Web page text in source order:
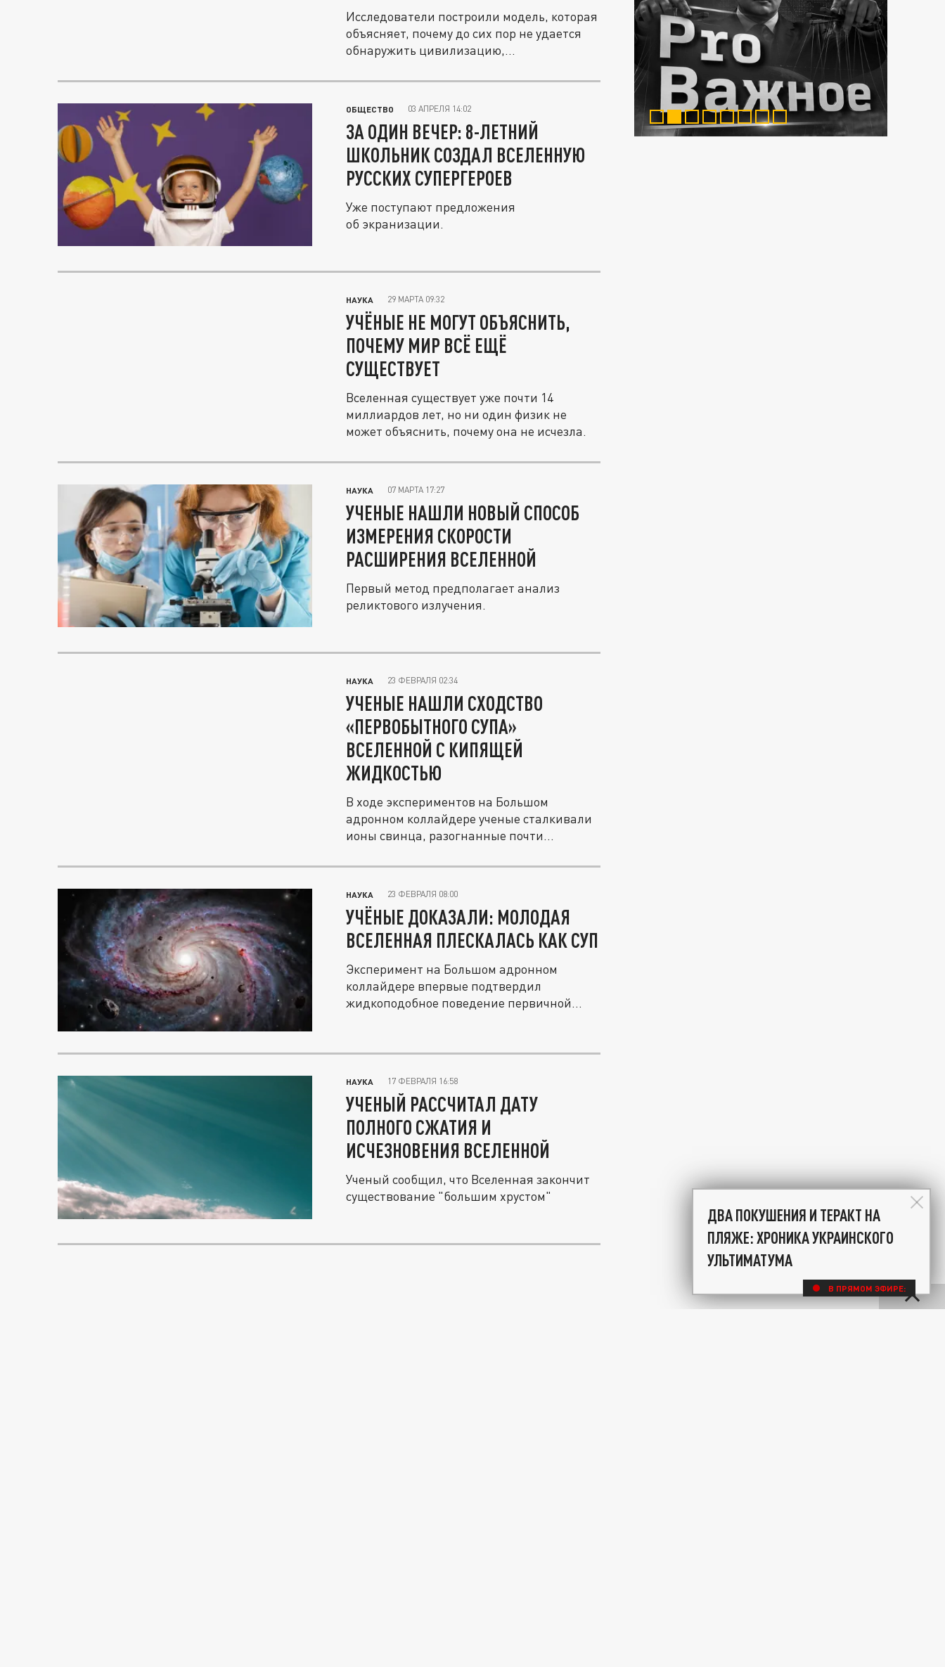
Исследователи построили модель, которая
объясняет, почему до сих пор не удается
обнаружить цивилизацию,...
ОБЩЕСТВО 03 АПРЕЛЯ 14:02
ЗА ОДИН ВЕЧЕР: 8-ЛЕТНИЙ
ШКОЛЬНИК СОЗДАЛ ВСЕЛЕННУЮ
РУССКИХ СУПЕРГЕРОЕВ
Уже поступают предложения
об экранизации.
НАУКА 29 МАРТА 09:32
УЧЁНЫЕ НЕ МОГУТ ОБЪЯСНИТЬ,
ПОЧЕМУ МИР ВСЁ ЕЩЁ
СУЩЕСТВУЕТ
Вселенная существует уже почти 14
миллиардов лет, но ни один физик не
может объяснить, почему она не исчезла.
НАУКА 07 МАРТА 17:27
УЧЕНЫЕ НАШЛИ НОВЫЙ СПОСОБ
ИЗМЕРЕНИЯ СКОРОСТИ
РАСШИРЕНИЯ ВСЕЛЕННОЙ
Первый метод предполагает анализ
реликтового излучения.
НАУКА 23 ФЕВРАЛЯ 02:34
УЧЕНЫЕ НАШЛИ СХОДСТВО
«ПЕРВОБЫТНОГО СУПА»
ВСЕЛЕННОЙ С КИПЯЩЕЙ
ЖИДКОСТЬЮ
В ходе экспериментов на Большом
адронном коллайдере ученые сталкивали
ионы свинца, разогнанные почти...
НАУКА 23 ФЕВРАЛЯ 08:00
УЧЁНЫЕ ДОКАЗАЛИ: МОЛОДАЯ
ВСЕЛЕННАЯ ПЛЕСКАЛАСЬ КАК СУП
Эксперимент на Большом адронном
коллайдере впервые подтвердил
жидкоподобное поведение первичной
НАУКА 17 ФЕВРАЛЯ 16:58
УЧЕНЫЙ РАССЧИТАЛ ДАТУ
ПОЛНОГО СЖАТИЯ И
ИСЧЕЗНОВЕНИЯ ВСЕЛЕННОЙ
Ученый сообщил, что Вселенная закончит
существование "большим хрустом"
ДВА ПОКУШЕНИЯ И ТЕРАКТ НА
ПЛЯЖЕ: ХРОНИКА УКРАИНСКОГО
УЛЬТИМАТУМА
В ПРЯМОМ ЭФИРЕ: